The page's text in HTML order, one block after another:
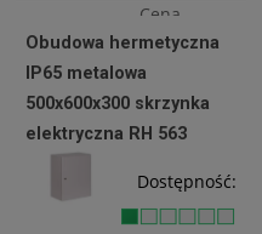
Cena
netto:
775,61 zł
Do
Obudowa hermetyczna
IP65 metalowa
500x600x300 skrzynka
elektryczna RH 563
Dostępność: